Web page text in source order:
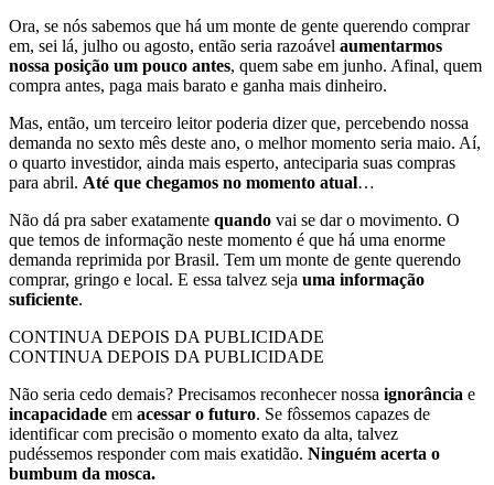
Ora, se nós sabemos que há um monte de gente querendo comprar
em, sei lá, julho ou agosto, então seria razoável aumentarmos
nossa posição um pouco antes, quem sabe em junho. Afinal, quem
compra antes, paga mais barato e ganha mais dinheiro.
Mas, então, um terceiro leitor poderia dizer que, percebendo nossa
demanda no sexto mês deste ano, o melhor momento seria maio. Aí,
o quarto investidor, ainda mais esperto, anteciparia suas compras
para abril. Até que chegamos no momento atual…
Não dá pra saber exatamente quando vai se dar o movimento. O
que temos de informação neste momento é que há uma enorme
demanda reprimida por Brasil. Tem um monte de gente querendo
comprar, gringo e local. E essa talvez seja uma informação
suficiente.
CONTINUA DEPOIS DA PUBLICIDADE
CONTINUA DEPOIS DA PUBLICIDADE
Não seria cedo demais? Precisamos reconhecer nossa ignorância e
incapacidade em acessar o futuro. Se fôssemos capazes de
identificar com precisão o momento exato da alta, talvez
pudéssemos responder com mais exatidão. Ninguém acerta o
bumbum da mosca.